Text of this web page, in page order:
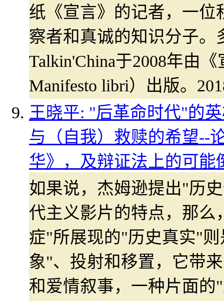
纸《宣言》的记者，一
察者和真诚的知识分子
Talkin'China于2008年由
Manifesto libri）出版。
王晓平: "后革命时代"的
与（自我）救赎的希望--
华》，及辩证法上的可能
如果说，杰姆逊提出"历
代主义影片的特点，那
症"所展现的"历史真实"
象"、投射和移置，它带
和爱情叙事，一种片面